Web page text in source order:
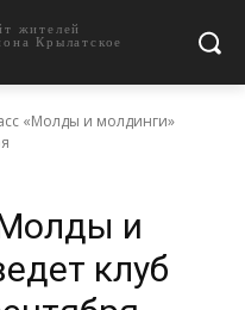
жителей
Крылатское
«Молды и молдинги»
и
клуб